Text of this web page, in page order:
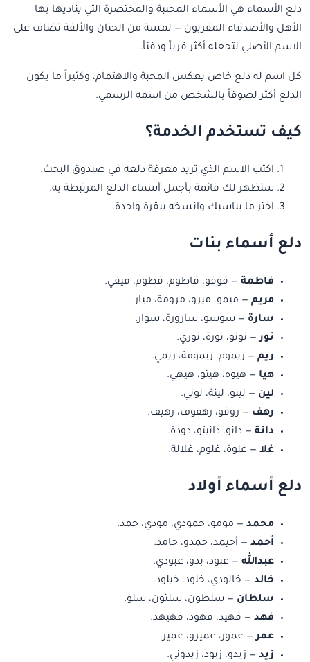
دلع الأسماء هي الأسماء المحببة والمختصرة التي يناديها بها
الأهل والأصدقاء المقربون — لمسة من الحنان والألفة تضاف على
الاسم الأصلي لتجعله أكثر قرباً ودفئاً.
كل اسم له دلع خاص يعكس المحبة والاهتمام، وكثيراً ما يكون
الدلع أكثر لصوقاً بالشخص من اسمه الرسمي.
كيف تستخدم الخدمة؟
اكتب الاسم الذي تريد معرفة دلعه في صندوق البحث.
ستظهر لك قائمة بأجمل أسماء الدلع المرتبطة به.
اختر ما يناسبك وانسخه بنقرة واحدة.
دلع أسماء بنات
فاطمة — فوفو، فاطوم، فطوم، فيفي.
مريم — ميمو، ميرو، مرومة، ميار.
سارة — سوسو، سارورة، سوار.
نور— نونو، نورة، نوري.
ريم — ريموم، ريمومة، ريمي.
هيا — هيوه، هيتو، هيهي.
لين — لينو، لينة، لوني.
رهف — روفو، رهفوف، رهيف.
دانة — دانو، دانيتو، دودة.
غلا — غلوة، غلوم، غلالة.
دلع أسماء أولاد
محمد — مومو، حمودي، مودي، حمد.
أحمد — أحيمد، حمدو، حامد.
عبدالله — عبود، بدو، عبودي.
خالد — خالودي، خلود، خيلود.
سلطان — سلطون، سلتون، سلو.
فهد — فهيد، فهود، فهيهد.
عمر— عمور، عميرو، عمير.
زيد — زيدو، زيود، زيدوني.